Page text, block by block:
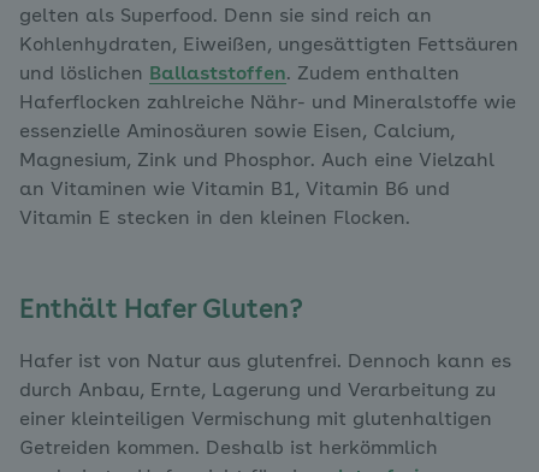
gelten als Superfood. Denn sie sind reich an
Kohlenhydraten, Eiweißen, ungesättigten Fettsäuren
und löslichen Ballaststoffen. Zudem enthalten
Haferflocken zahlreiche Nähr- und Mineralstoffe wie
essenzielle Aminosäuren sowie Eisen, Calcium,
Magnesium, Zink und Phosphor. Auch eine Vielzahl
an Vitaminen wie Vitamin B1, Vitamin B6 und
Vitamin E stecken in den kleinen Flocken.
Enthält Hafer Gluten?
Hafer ist von Natur aus glutenfrei. Dennoch kann es
durch Anbau, Ernte, Lagerung und Verarbeitung zu
einer kleinteiligen Vermischung mit glutenhaltigen
Getreiden kommen. Deshalb ist herkömmlich